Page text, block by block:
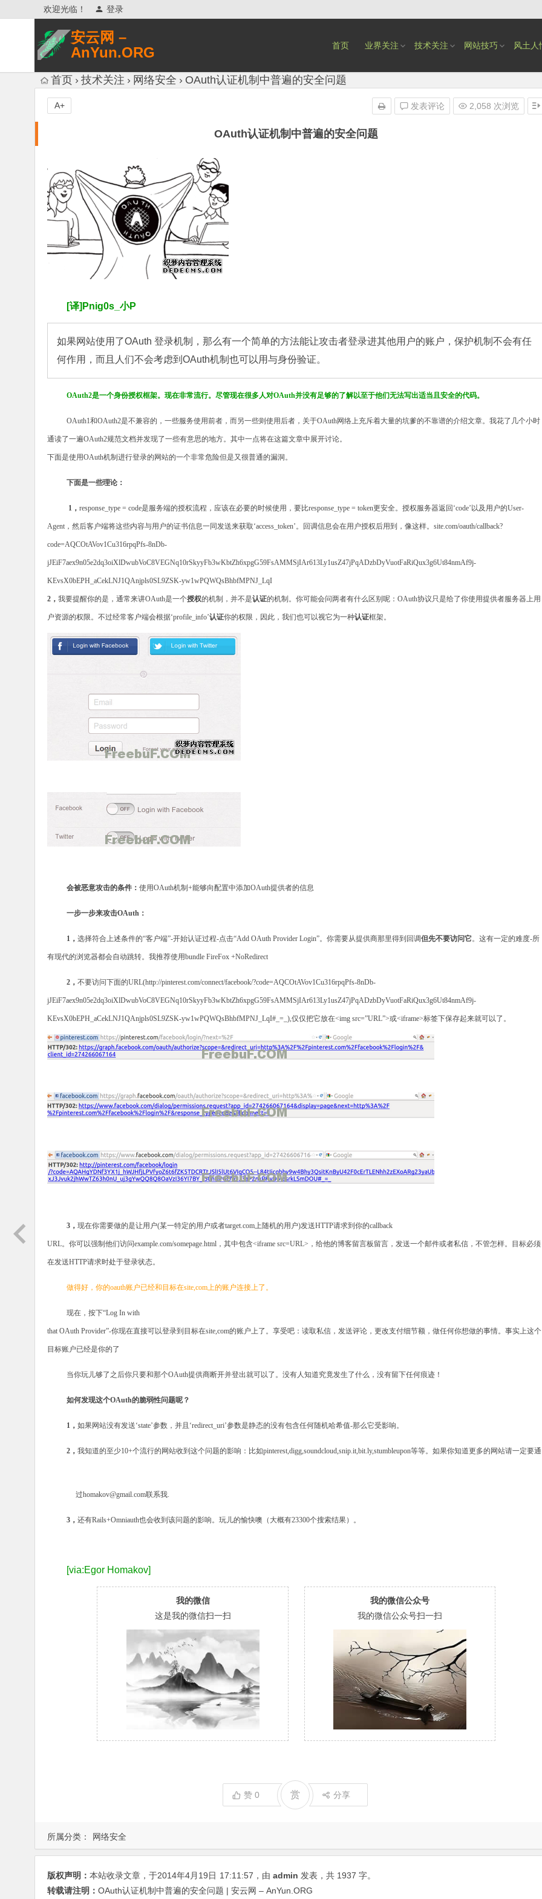
欢迎光临！ 登录
安云网 –
AnYun.ORG
网络安全研究、网络各种猎奇八卦。
首页 业界关注 技术关注 网站技巧 风土人
首页 技术关注 网络安全 OAuth认证机制中普遍的安全问题
OAuth认证机制中普遍的安全问题
发表评论 2,058 次浏览
A+
所属分类： 网络安全
[译]Pnig0s_小P
如果网站使用了OAuth 登录机制，那么有一个简单的方法能让攻击者登录进其他用户的账户，保护机制不会有任
何作用，而且人们不会考虑到OAuth机制也可以用与身份验证。
OAuth2是一个身份授权框架。现在非常流行。尽管现在很多人对OAuth并没有足够的了解以至于他们无法写出适当且安全的代码。
OAuth1和OAuth2是不兼容的，一些服务使用前者，而另一些则使用后者，关于OAuth网络上充斥着大量的坑爹的不靠谱的介绍文章。我花了几个小时
通读了一遍OAuth2规范文档并发现了一些有意思的地方。其中一点将在这篇文章中展开讨论。
下面是使用OAuth机制进行登录的网站的一个非常危险但是又很普通的漏洞。
下面是一些理论：
1， response_type = code是服务端的授权流程，应该在必要的时候使用，要比response_type = token更安全。授权服务器返回 ‘code’ 以及用户的User-
Agent ，然后客户端将这些内容与用户的证书信息一同发送来获取‘access_token’。回调信息会在用户授权后用到，像这样。 site.com/oauth/callback?
code=AQCOtAVov1Cu316rpqPfs-8nDb-
jJEiF7aex9n05e2dq3oiXlDwubVoC8VEGNq10rSkyyFb3wKbtZh6xpgG59FsAMMSjIAr613Ly1usZ47jPqADzbDyVuotFaRiQux3g6Ut84nmAf9j-
KEvsX0bEPH_aCekLNJ1QAnjpls0SL9ZSK-yw1wPQWQsBhbfMPNJ_LqI
2， 我要提醒你的是，通常来讲OAuth是一个授权的机制，并不是认证的机制。你可能会问两者有什么区别呢： OAuth协议只是给了你使用提供者服务器上用
户资源的权限。不过经常客户端会根据‘profile_info’认证你的权限，因此，我们也可以视它为一种认证框架。
会被恶意攻击的条件： 使用OAuth机制 +能够向配置中添加OAuth提供者的信息
一步一步来攻击OAuth ：
1 ， 选择符合上述条件的“客户端”-开始认证过程-点击“Add OAuth Provider Login”。你需要从提供商那里得到回调但先不要访问它。这有一定的难度-所
有现代的浏览器都会自动跳转。我推荐使用bundle FireFox +NoRedirect
2 ， 不要访问下面的URL(http://pinterest.com/connect/facebook/?code=AQCOtAVov1Cu316rpqPfs-8nDb-
jJEiF7aex9n05e2dq3oiXlDwubVoC8VEGNq10rSkyyFb3wKbtZh6xpgG59FsAMMSjIAr613Ly1usZ47jPqADzbDyVuotFaRiQux3g6Ut84nmAf9j-
KEvsX0bEPH_aCekLNJ1QAnjpls0SL9ZSK-yw1wPQWQsBhbfMPNJ_LqI#_=_),仅仅把它放在<img src=”URL”>或<iframe>标签下保存起来就可以了。
3 ， 现在你需要做的是让用户(某一特定的用户或者target.com上随机的用户)发送HTTP请求到你的callback
URL。你可以强制他们访问example.com/somepage.html ，其中包含<iframe src=URL> ，给他的博客留言板留言，发送一个邮件或者私信，不管怎样。目标必须
在发送HTTP请求时处于登录状态。
做得好，你的oauth账户已经和目标在site,com上的账户连接上了。
现在，按下“Log In with
that OAuth Provider”-你现在直接可以登录到目标在site,com的账户上了。享受吧：读取私信，发送评论，更改支付细节额，做任何你想做的事情。事实上这个
目标账户已经是你的了
当你玩儿够了之后你只要和那个OAuth提供商断开并登出就可以了。没有人知道究竟发生了什么，没有留下任何痕迹！
如何发现这个OAuth的脆弱性问题呢？
1， 如果网站没有发送‘state’参数 ，并且 ‘redirect_uri’参数是静态的没有包含任何随机哈希值-那么它受影响。
2， 我知道的至少10+个流行的网站收到这个问题的影响：比如pinterest,digg,soundcloud,snip.it,bit.ly,stumbleupon等等。如果你知道更多的网站请一定要
过homakov@gmail.com联系我.
3， 还有Rails+Omniauth也会收到该问题的影响。玩儿的愉快噢（大概有23300个搜索结果）。
[via:Egor Homakov]
我的微信
这是我的微信扫一扫
我的微信公众号
我的微信公众号扫一扫
赞0 赏 分享
版权声明： 本站收录文章，于2014年4月19日 17:11:57 ，由 admin 发表，共 1937 字。
转载请注明： OAuth认证机制中普遍的安全问题 | 安云网 – AnYun.ORG